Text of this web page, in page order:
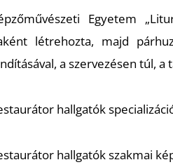
Egyetem
létrehozta, majd
a szervezésen túl,
hallgatók
hallgatók szakmai